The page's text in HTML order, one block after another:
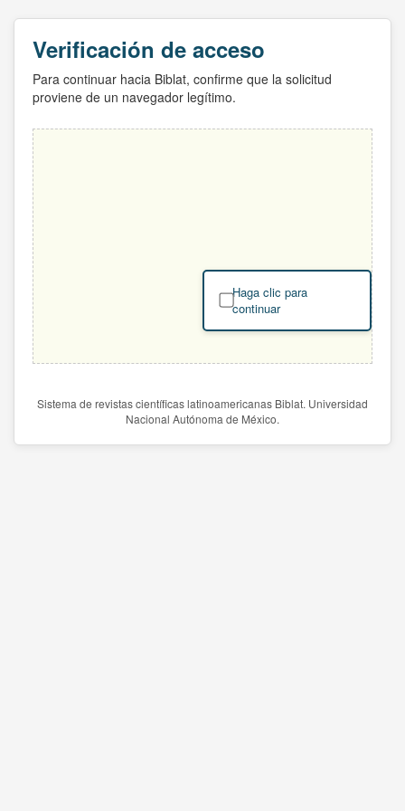
Verificación de acceso
Para continuar hacia Biblat, confirme que la solicitud
proviene de un navegador legítimo.
Haga clic para
continuar
Sistema de revistas científicas latinoamericanas Biblat. Universidad
Nacional Autónoma de México.